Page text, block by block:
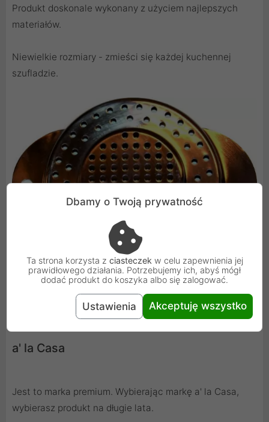
Produkt doskonale wykonany z użyciem najlepszych
materiałów.
Niewielkie rozmiary - zmieści się każdej kuchennej
szufladzie.
a' la Casa
Jest to marka premium. Wybierając markę a' la Casa,
wybierasz produkt na długie lata.
Dbamy o Twoją prywatność
Ta strona korzysta z ciasteczek w celu zapewnienia jej
prawidłowego działania. Potrzebujemy ich, abyś mógł
dodać produkt do koszyka albo się zalogować.
Ustawienia Akceptuję wszystko